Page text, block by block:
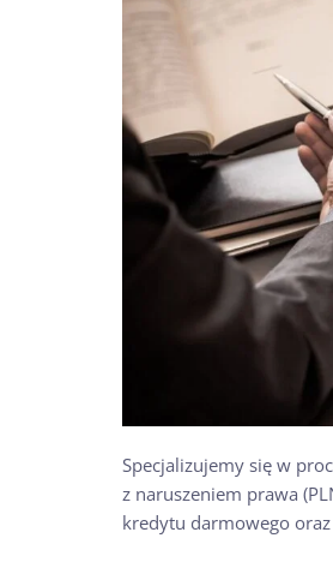
Specjalizujemy się w
z naruszeniem prawa
kredytu darmowego